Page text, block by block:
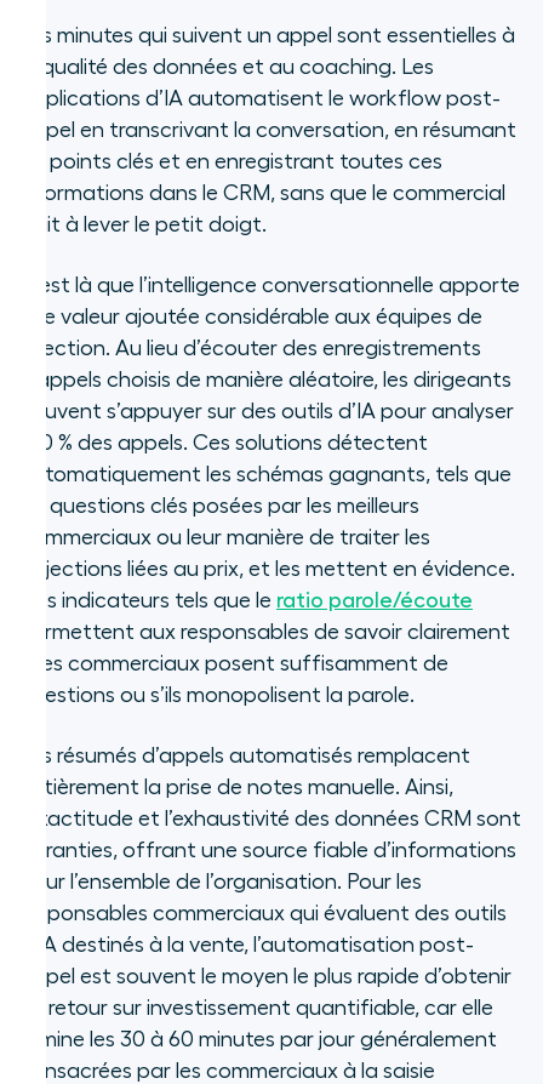
Les minutes qui suivent un appel sont essentielles à
la qualité des données et au coaching. Les
applications d’IA automatisent le workflow post-
appel en transcrivant la conversation, en résumant
les points clés et en enregistrant toutes ces
informations dans le CRM, sans que le commercial
n’ait à lever le petit doigt.
C’est là que l’intelligence conversationnelle apporte
une valeur ajoutée considérable aux équipes de
direction. Au lieu d’écouter des enregistrements
d’appels choisis de manière aléatoire, les dirigeants
peuvent s’appuyer sur des outils d’IA pour analyser
100 % des appels. Ces solutions détectent
automatiquement les schémas gagnants, tels que
les questions clés posées par les meilleurs
commerciaux ou leur manière de traiter les
objections liées au prix, et les mettent en évidence.
Des indicateurs tels que le ratio parole/écoute
permettent aux responsables de savoir clairement
si les commerciaux posent suffisamment de
questions ou s’ils monopolisent la parole.
Les résumés d’appels automatisés remplacent
entièrement la prise de notes manuelle. Ainsi,
l’exactitude et l’exhaustivité des données CRM sont
garanties, offrant une source fiable d’informations
pour l’ensemble de l’organisation. Pour les
responsables commerciaux qui évaluent des outils
d’IA destinés à la vente, l’automatisation post-
appel est souvent le moyen le plus rapide d’obtenir
un retour sur investissement quantifiable, car elle
élimine les 30 à 60 minutes par jour généralement
consacrées par les commerciaux à la saisie